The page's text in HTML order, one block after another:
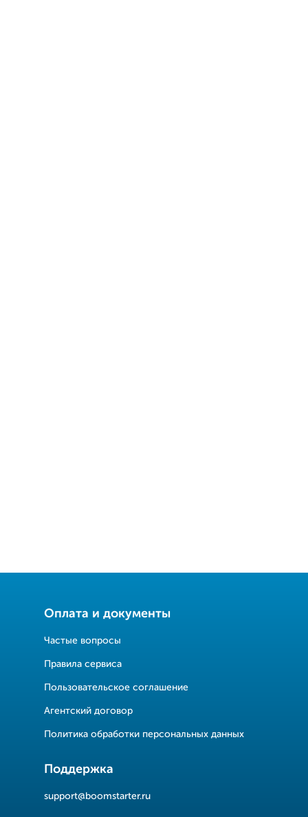
Оплата и документы
Частые вопросы
Правила сервиса
Пользовательское соглашение
Агентский договор
Политика обработки персональных данных
Поддержка
support@boomstarter.ru